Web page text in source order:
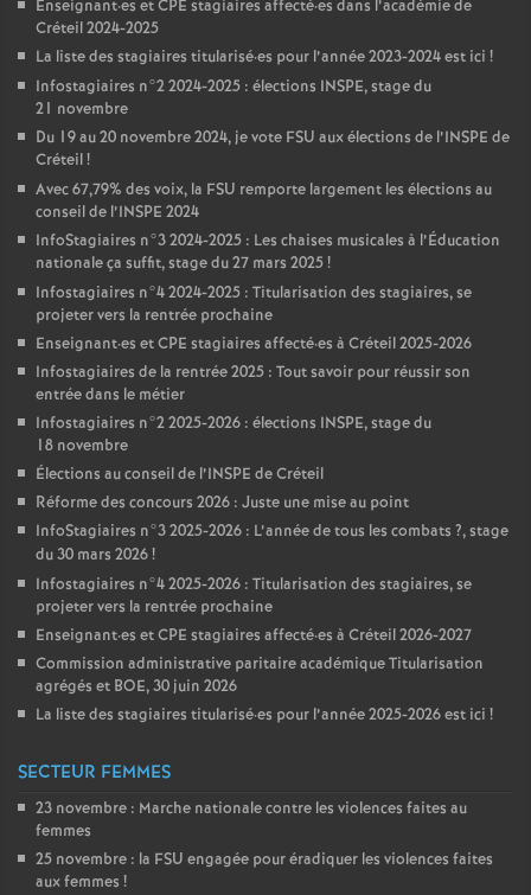
Enseignant·es etCPE stagiaires affecté·es dans l’académie de
Créteil 2024-2025
La liste des stagiaires titularisé·es pour l’année 2023-2024 est ici !
Infostagiaires n°2 2024-2025 : élections INSPE, stage du
21 novembre
Du 19 au 20 novembre 2024, je vote FSU aux élections de l’INSPE de
Créteil!
Avec 67,79% des voix, la FSU remporte largement les élections au
conseil de l’INSPE 2024
InfoStagiaires n°3 2024-2025 : Les chaises musicales à l’Éducation
nationale ça suffit, stage du 27 mars 2025!
Infostagiaires n°4 2024-2025 : Titularisation des stagiaires, se
projeter vers la rentrée prochaine
Enseignant·es etCPE stagiaires affecté·es à Créteil 2025-2026
Infostagiaires de la rentrée 2025 : Tout savoir pour réussir son
entrée dans le métier
Infostagiaires n°2 2025-2026 : élections INSPE, stage du
18 novembre
Élections au conseil de l’INSPE de Créteil
Réforme des concours 2026 : Juste une mise au point
InfoStagiaires n°3 2025-2026 : L’année de tous les combats ?, stage
du 30 mars 2026!
Infostagiaires n°4 2025-2026 : Titularisation des stagiaires, se
projeter vers la rentrée prochaine
Enseignant·es etCPE stagiaires affecté·es à Créteil 2026-2027
Commission administrative paritaire académique Titularisation
agrégés et BOE, 30 juin 2026
La liste des stagiaires titularisé·es pour l’année 2025-2026 est ici !
SECTEUR FEMMES
23 novembre : Marche nationale contre les violences faites au
femmes
25 novembre : la FSU engagée pour éradiquer les violences faites
aux femmes !